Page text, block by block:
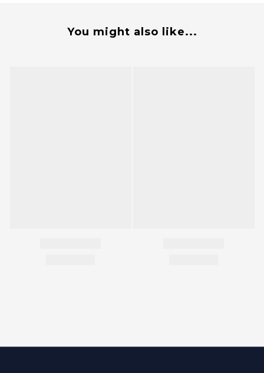
You might also like...